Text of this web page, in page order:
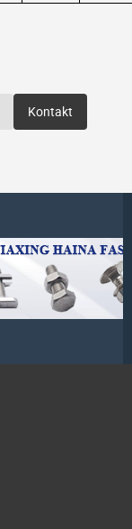
Kontakt